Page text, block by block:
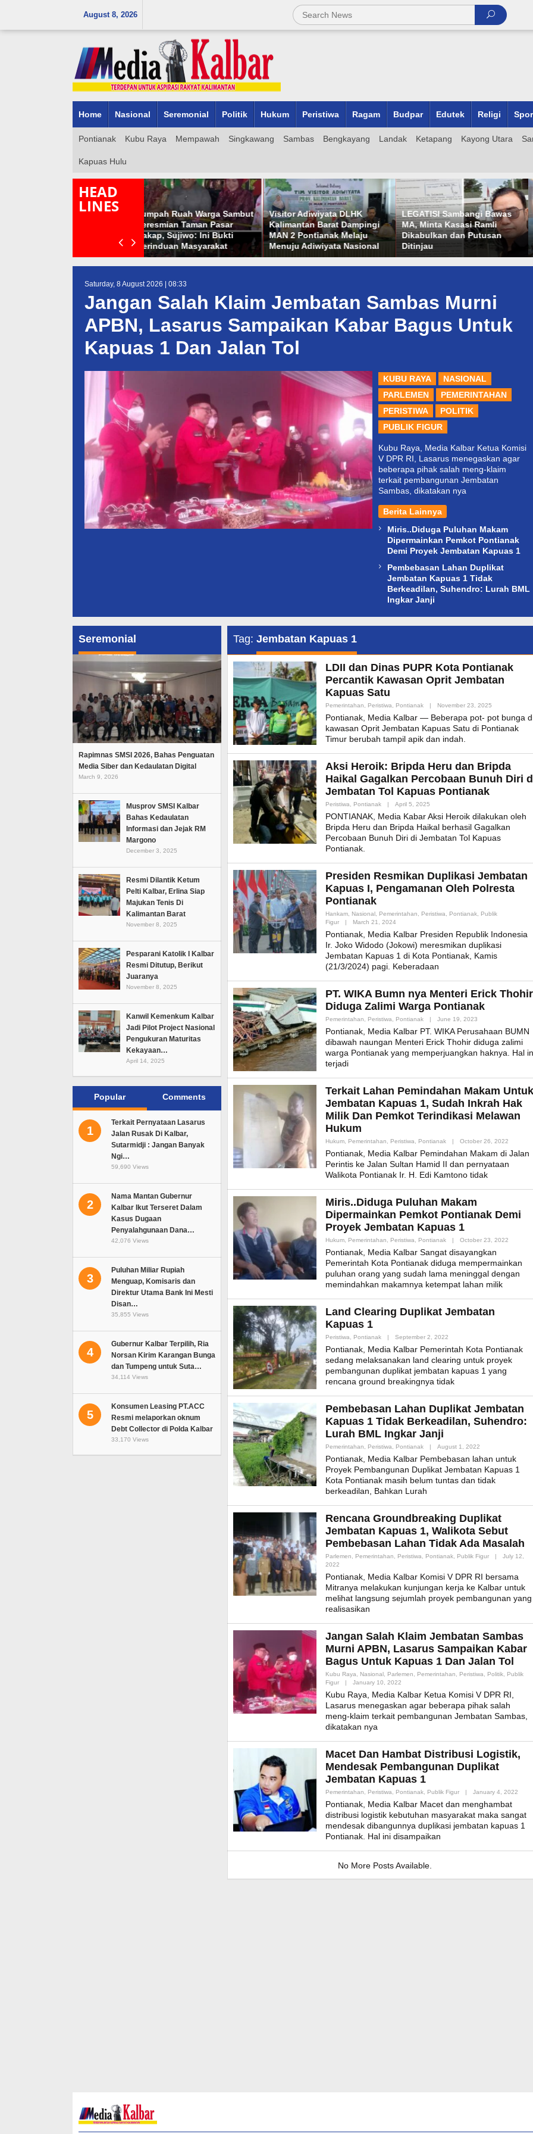
August 8, 2026
Home Nasional Seremonial Politik Hukum Peristiwa Ragam Budpar Edutek Religi
Pontianak Kubu Raya Mempawah Singkawang Sambas Bengkayang Landak Ketapang Kayong Utara
Kapuas Hulu
HEAD
LINES
Tumpah Ruah Warga Sambut
Visitor Adiwiyata DLHK
Kalimantan Barat Dampingi
MAN 2 Pontianak Melaju
Menuju Adiwiyata Nasional
LEGATISI Sambangi Bawas
MA, Minta Kasasi Ramli
Dikabulkan dan Putusan
Ditinjau
Operation Head I PTPN IV
Regional V Dorong
Produktivitas Melalui
Kunjungan ke Kebun Tabara
Saturday, 8 August 2026 | 08:33
Jangan Salah Klaim Jembatan Sambas Murni
APBN, Lasarus Sampaikan Kabar Bagus Untuk
Kapuas 1 Dan Jalan Tol
KUBU RAYA
NASIONAL
PARLEMEN
PEMERINTAHAN
PERISTIWA
POLITIK
PUBLIK FIGUR
Kubu Raya, Media Kalbar Ketua Komisi
V DPR RI, Lasarus menegaskan agar
beberapa pihak salah meng-klaim
terkait pembangunan Jembatan
Sambas, dikatakan nya
Berita Lainnya
Miris..Diduga Puluhan Makam
Dipermainkan Pemkot Pontianak
Demi Proyek Jembatan Kapuas 1
Pembebasan Lahan Duplikat
Jembatan Kapuas 1 Tidak
Berkeadilan, Suhendro: Lurah BML
Ingkar Janji
Seremonial
Rapimnas SMSI 2026, Bahas Penguatan
Media Siber dan Kedaulatan Digital
March 9, 2026
Musprov SMSI Kalbar
Bahas Kedaulatan
Informasi dan Jejak RM
Margono
December 3, 2025
Resmi Dilantik Ketum
Pelti Kalbar, Erlina Siap
Majukan Tenis Di
Kalimantan Barat
November 8, 2025
Pesparani Katolik I Kalbar
Resmi Ditutup, Berikut
Juaranya
November 8, 2025
Kanwil Kemenkum Kalbar
Jadi Pilot Project Nasional
Pengukuran Maturitas
Kekayaan…
April 14, 2025
Popular Comments
1
Terkait Pernyataan Lasarus
Jalan Rusak Di Kalbar,
Sutarmidji : Jangan Banyak
Ngi…
59,690 Views
2
Nama Mantan Gubernur
Kalbar Ikut Terseret Dalam
Kasus Dugaan
Penyalahgunaan Dana…
42,076 Views
3
Puluhan Miliar Rupiah
Menguap, Komisaris dan
Direktur Utama Bank Ini Mesti
Disan…
35,855 Views
4
Gubernur Kalbar Terpilih, Ria
Norsan Kirim Karangan Bunga
dan Tumpeng untuk Suta…
34,114 Views
5
Konsumen Leasing PT.ACC
Resmi melaporkan oknum
Debt Collector di Polda Kalbar
33,170 Views
Tag: Jembatan Kapuas 1
LDII dan Dinas PUPR Kota Pontianak
Percantik Kawasan Oprit Jembatan
Kapuas Satu
Pemerintahan, Peristiwa, Pontianak | November 23, 2025
Pontianak, Media Kalbar — Beberapa pot- pot bunga
kawasan Oprit Jembatan Kapuas Satu di Pontianak
Timur berubah tampil apik dan indah.
Aksi Heroik: Bripda Heru dan Bripda
Haikal Gagalkan Percobaan Bunuh Diri
Jembatan Tol Kapuas Pontianak
Peristiwa, Pontianak | April 5, 2025
PONTIANAK, Media Kabar Aksi Heroik dilakukan oleh
Bripda Heru dan Bripda Haikal berhasil Gagalkan
Percobaan Bunuh Diri di Jembatan Tol Kapuas
Pontianak.
Presiden Resmikan Duplikasi Jembatan
Kapuas I, Pengamanan Oleh Polresta
Pontianak
Hankam, Nasional, Pemerintahan, Peristiwa, Pontianak, Publik
Figur
| March 21, 2024
Pontianak, Media Kalbar Presiden Republik Indonesia
Ir. Joko Widodo (Jokowi) meresmikan duplikasi
Jembatan Kapuas 1 di Kota Pontianak, Kamis
(21/3/2024) pagi. Keberadaan
PT. WIKA Bumn nya Menteri Erick Thohir
Diduga Zalimi Warga Pontianak
Pemerintahan, Peristiwa, Pontianak | June 19, 2023
Pontianak, Media Kalbar PT. WIKA Perusahaan BUMN
dibawah naungan Menteri Erick Thohir diduga zalimi
warga Pontianak yang memperjuangkan haknya. Hal
terjadi
Terkait Lahan Pemindahan Makam Untuk
Jembatan Kapuas 1, Sudah Inkrah Hak
Milik Dan Pemkot Terindikasi Melawan
Hukum
Hukum, Pemerintahan, Peristiwa, Pontianak | October 26, 2022
Pontianak, Media Kalbar Pemindahan Makam di Jalan
Perintis ke Jalan Sultan Hamid II dan pernyataan
Walikota Pontianak Ir. H. Edi Kamtono tidak
Miris..Diduga Puluhan Makam
Dipermainkan Pemkot Pontianak Demi
Proyek Jembatan Kapuas 1
Hukum, Pemerintahan, Peristiwa, Pontianak | October 23, 2022
Pontianak, Media Kalbar Sangat disayangkan
Pemerintah Kota Pontianak diduga mempermainkan
puluhan orang yang sudah lama meninggal dengan
memindahkan makamnya ketempat lahan milik
Land Clearing Duplikat Jembatan
Kapuas 1
Peristiwa, Pontianak | September 2, 2022
Pontianak, Media Kalbar Pemerintah Kota Pontianak
sedang melaksanakan land clearing untuk proyek
pembangunan duplikat jembatan kapuas 1 yang
rencana ground breakingnya tidak
Pembebasan Lahan Duplikat Jembatan
Kapuas 1 Tidak Berkeadilan, Suhendro:
Lurah BML Ingkar Janji
Pemerintahan, Peristiwa, Pontianak | August 1, 2022
Pontianak, Media Kalbar Pembebasan lahan untuk
Proyek Pembangunan Duplikat Jembatan Kapuas 1
Kota Pontianak masih belum tuntas dan tidak
berkeadilan, Bahkan Lurah
Rencana Groundbreaking Duplikat
Jembatan Kapuas 1, Walikota Sebut
Pembebasan Lahan Tidak Ada Masalah
Parlemen, Pemerintahan, Peristiwa, Pontianak, Publik Figur |
July 12,
2022
Pontianak, Media Kalbar Komisi V DPR RI bersama
Mitranya melakukan kunjungan kerja ke Kalbar untuk
melihat langsung sejumlah proyek pembangunan yang
realisasikan
Jangan Salah Klaim Jembatan Sambas
Murni APBN, Lasarus Sampaikan Kabar
Bagus Untuk Kapuas 1 Dan Jalan Tol
Kubu Raya, Nasional, Parlemen, Pemerintahan, Peristiwa, Politik, Publik
Figur
| January 10, 2022
Kubu Raya, Media Kalbar Ketua Komisi V DPR RI,
Lasarus menegaskan agar beberapa pihak salah
meng-klaim terkait pembangunan Jembatan Sambas,
dikatakan nya
Macet Dan Hambat Distribusi Logistik,
Mendesak Pembangunan Duplikat
Jembatan Kapuas 1
Pemerintahan, Peristiwa, Pontianak, Publik Figur | January 4, 2022
Pontianak, Media Kalbar Macet dan menghambat
distribusi logistik kebutuhan masyarakat maka sangat
mendesak dibangunnya duplikasi jembatan kapuas 1
Pontianak. Hal ini disampaikan
No More Posts Available.